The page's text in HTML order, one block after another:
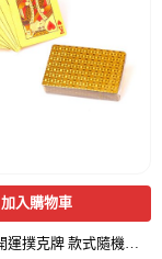
加入購物車
三入組黃金開運撲克牌 款式隨機出貨